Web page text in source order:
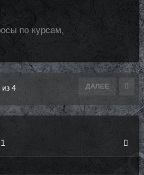
по курсам,
ДАЛЕЕ
из 4